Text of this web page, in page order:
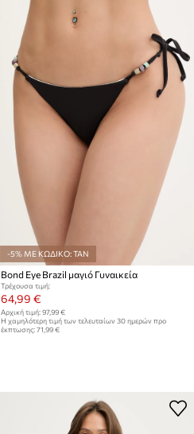
-5% ΜΕ ΚΩΔΙΚΟ: TAN
Bond Eye Brazil μαγιό Γυναικεία
Τρέχουσα τιμή:
64,99 €
Αρχική τιμή: 97,99 €
Η χαμηλότερη τιμή των τελευταίων 30 ημερών προ
έκπτωσης: 71,99 €